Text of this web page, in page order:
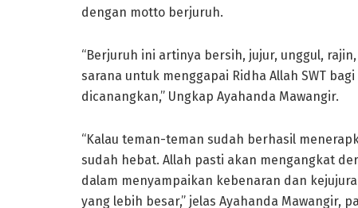
dengan motto berjuruh.
“Berjuruh ini artinya bersih, jujur, unggul,
sarana untuk menggapai Ridha Allah SWT
dicanangkan,” Ungkap Ayahanda Mawangir.
“Kalau teman-teman sudah berhasil
sudah hebat. Allah pasti akan mengangkat
dalam menyampaikan kebenaran dan
yang lebih besar,” jelas Ayahanda Mawangir,